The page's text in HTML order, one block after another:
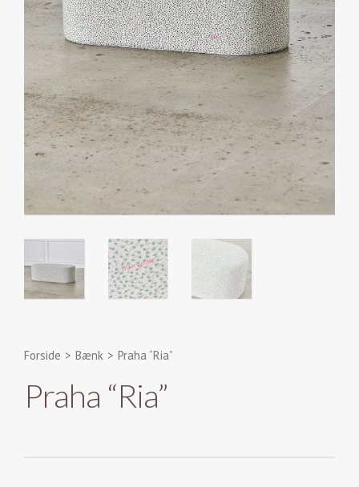
Forside > Bænk > Praha “Ria”
Praha “Ria”